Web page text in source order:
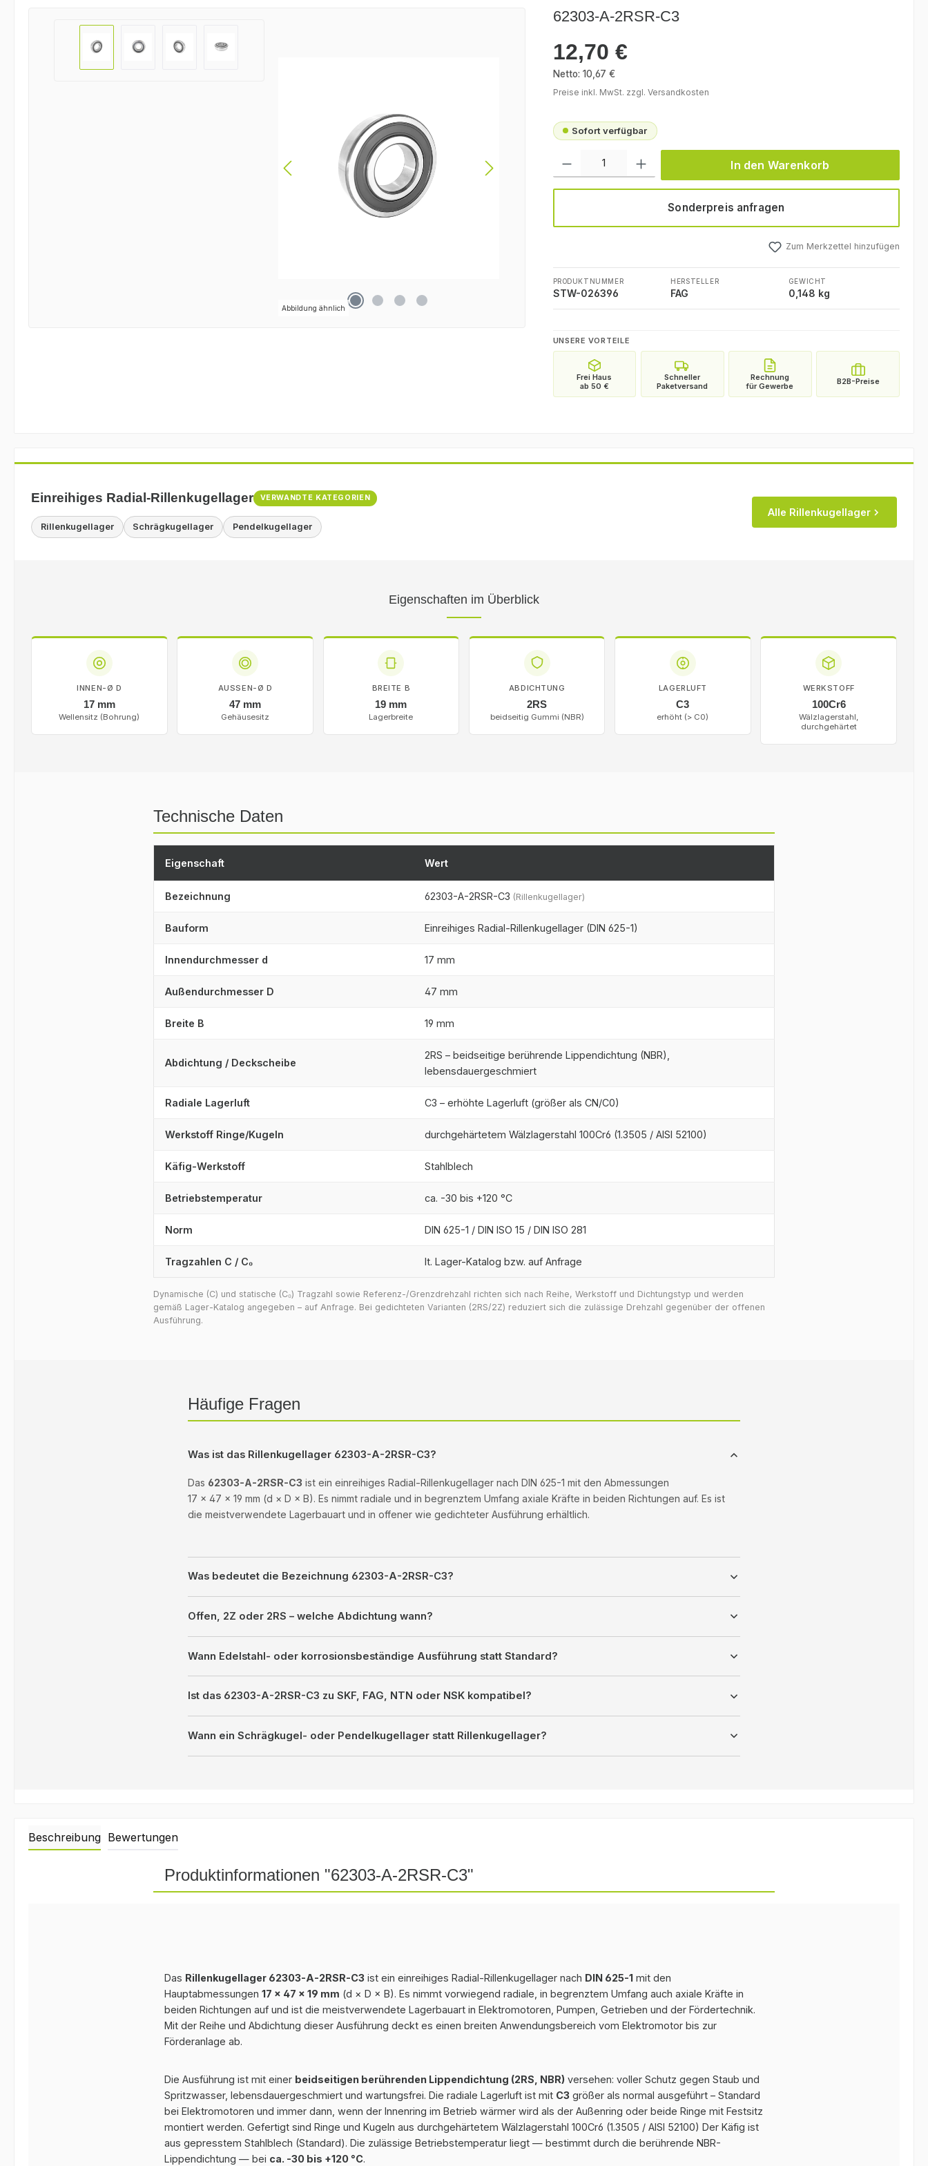
Abbildung ähnlich
62303-A-2RSR-C3
Regulärer Preis:
12,70 €
Netto: 10,67 €
Preise inkl. MwSt. zzgl. Versandkosten
Sofort verfügbar
Produkt Anzahl: Gib den gewünschten Wert ein oder benutze die Schaltflächen
In den Warenkorb
Sonderpreis anfragen
Zum Merkzettel hinzufügen
PRODUKTNUMMER
STW-026396
HERSTELLER
FAG
GEWICHT
0,148 kg
UNSERE VORTEILE
Einreihiges Radial-Rillenkugellager VERWANDTE KATEGORIEN
Rillenkugellager Schrägkugellager Pendelkugellager
Alle Rillenkugellager
Eigenschaften im Überblick
INNEN-Ø D
17 mm
Wellensitz (Bohrung)
AUSSEN-Ø D
47 mm
Gehäusesitz
BREITE B
19 mm
Lagerbreite
ABDICHTUNG
2RS
beidseitig Gummi (NBR)
LAGERLUFT
C3
erhöht (> C0)
WERKSTOFF
100Cr6
Wälzlagerstahl,
durchgehärtet
Technische Daten
Eigenschaft Wert
Bezeichnung 62303-A-2RSR-C3 (Rillenkugellager)
Bauform Einreihiges Radial-Rillenkugellager (DIN 625-1)
Innendurchmesser d 17 mm
Außendurchmesser D 47 mm
Breite B 19 mm
Abdichtung / Deckscheibe
2RS – beidseitige berührende Lippendichtung (NBR),
lebensdauergeschmiert
Radiale Lagerluft C3 – erhöhte Lagerluft (größer als CN/C0)
Werkstoff Ringe/Kugeln durchgehärtetem Wälzlagerstahl 100Cr6 (1.3505 / AISI 52100)
Käfig-Werkstoff Stahlblech
Betriebstemperatur ca. -30 bis +120 °C
Norm DIN 625-1 / DIN ISO 15 / DIN ISO 281
Tragzahlen C / C₀ lt. Lager-Katalog bzw. auf Anfrage
Dynamische (C) und statische (C₀) Tragzahl sowie Referenz-/Grenzdrehzahl richten sich nach Reihe, Werkstoff und Dichtungstyp und werden
gemäß Lager-Katalog angegeben – auf Anfrage. Bei gedichteten Varianten (2RS/2Z) reduziert sich die zulässige Drehzahl gegenüber der offenen
Ausführung.
Häufige Fragen
Was ist das Rillenkugellager 62303-A-2RSR-C3?
Das 62303-A-2RSR-C3 ist ein einreihiges Radial-Rillenkugellager nach DIN 625-1 mit den Abmessungen
17 × 47 × 19 mm (d × D × B). Es nimmt radiale und in begrenztem Umfang axiale Kräfte in beiden Richtungen auf. Es ist
die meistverwendete Lagerbauart und in offener wie gedichteter Ausführung erhältlich.
Was bedeutet die Bezeichnung 62303-A-2RSR-C3?
Offen, 2Z oder 2RS – welche Abdichtung wann?
Wann Edelstahl- oder korrosionsbeständige Ausführung statt Standard?
Ist das 62303-A-2RSR-C3 zu SKF, FAG, NTN oder NSK kompatibel?
Wann ein Schrägkugel- oder Pendelkugellager statt Rillenkugellager?
Beschreibung Bewertungen
Produktinformationen "62303-A-2RSR-C3"
Das Rillenkugellager 62303-A-2RSR-C3 ist ein einreihiges Radial-Rillenkugellager nach DIN 625-1 mit den
Hauptabmessungen 17 × 47 × 19 mm (d × D × B). Es nimmt vorwiegend radiale, in begrenztem Umfang auch axiale Kräfte in
beiden Richtungen auf und ist die meistverwendete Lagerbauart in Elektromotoren, Pumpen, Getrieben und der Fördertechnik.
Mit der Reihe und Abdichtung dieser Ausführung deckt es einen breiten Anwendungsbereich vom Elektromotor bis zur
Förderanlage ab.
Die Ausführung ist mit einer beidseitigen berührenden Lippendichtung (2RS, NBR) versehen: voller Schutz gegen Staub und
Spritzwasser, lebensdauergeschmiert und wartungsfrei. Die radiale Lagerluft ist mit C3 größer als normal ausgeführt – Standard
bei Elektromotoren und immer dann, wenn der Innenring im Betrieb wärmer wird als der Außenring oder beide Ringe mit Festsitz
montiert werden. Gefertigt sind Ringe und Kugeln aus durchgehärtetem Wälzlagerstahl 100Cr6 (1.3505 / AISI 52100) Der Käfig ist
aus gepresstem Stahlblech (Standard). Die zulässige Betriebstemperatur liegt — bestimmt durch die berührende NBR-
Lippendichtung — bei ca. -30 bis +120 °C.